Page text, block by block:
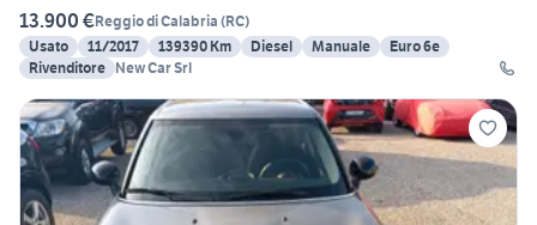
13.900 €Reggio di Calabria (RC)
Usato
11/2017 139390 Km Diesel Manuale
Euro 6e
Rivenditore New Car Srl